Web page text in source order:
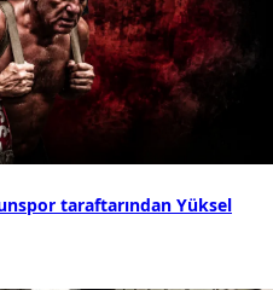
taraftarından Yüksel